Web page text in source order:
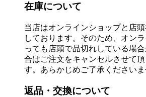
在庫について
当店はオンラインショップと店
しております。そのため、オン
っても店頭で品切れしている場
合はご注文をキャンセルさせて
す。あらかじめご了承くださいま
返品・交換について